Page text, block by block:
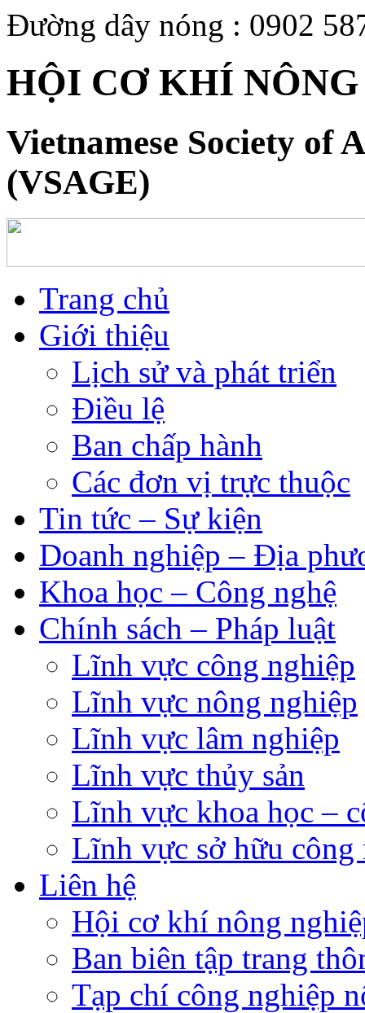
Đường dây nóng : 0902
HỘI CƠ KHÍ
Vietnamese Society of
(VSAGE)
Trang chủ
Giới thiệu
Lịch sử và phát triển
Điều lệ
Ban chấp hành
Các đơn vị trực thuộc
Tin tức – Sự kiện
Doanh nghiệp – Địa
Khoa học – Công nghệ
Chính sách – Pháp luật
Lĩnh vực công nghiệp
Lĩnh vực nông nghiệp
Lĩnh vực lâm nghiệp
Lĩnh vực thủy sản
Lĩnh vực khoa học –
Lĩnh vực sở hữu công
Liên hệ
Hội cơ khí nông
Ban biên tập trang
Tạp chí công nghiệp